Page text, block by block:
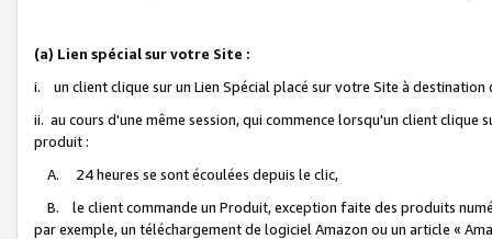
(a) Lien spécial sur votre Site :
i. un client clique sur un Lien Spécial placé sur votre Site à destination
ii. au cours d'une même session, qui commence lorsqu'un client
produit :
A. 24 heures se sont écoulées depuis le clic,
B. le client commande un Produit, exception faite des produits
par exemple, un téléchargement de logiciel Amazon ou un article «